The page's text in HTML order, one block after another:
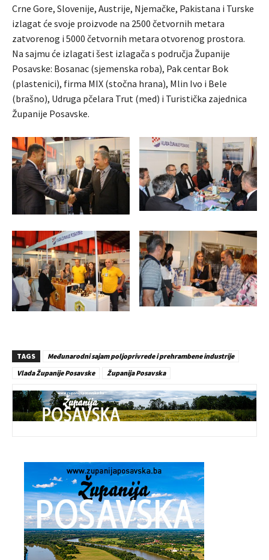
Crne Gore, Slovenije, Austrije, Njemačke, Pakistana i Turske
izlagat će svoje proizvode na 2500 četvornih metara
zatvorenog i 5000 četvornih metara otvorenog prostora.
Na sajmu će izlagati šest izlagača s područja Županije
Posavske: Bosanac (sjemenska roba), Pak centar Bok
(plastenici), firma MIX (stočna hrana), Mlin Ivo i Bele
(brašno), Udruga pčelara Trut (med) i Turistička zajednica
Županije Posavske.
TAGS
Međunarodni sajam poljoprivrede i prehrambene industrije
Vlada Županije Posavske
Županija Posavska